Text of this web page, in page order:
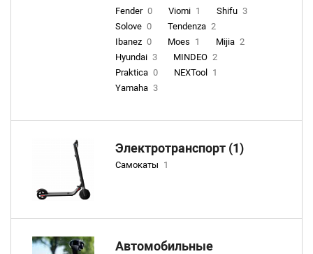
Fender 0 Viomi 1 Shifu 3
Solove 0 Tendenza 2
Ibanez 0 Moes 1 Mijia 2
Hyundai 3 MINDEO 2
Praktica 0 NEXTool
1
Yamaha 3
Электротранспорт (1)
Самокаты 1
Автомобильные